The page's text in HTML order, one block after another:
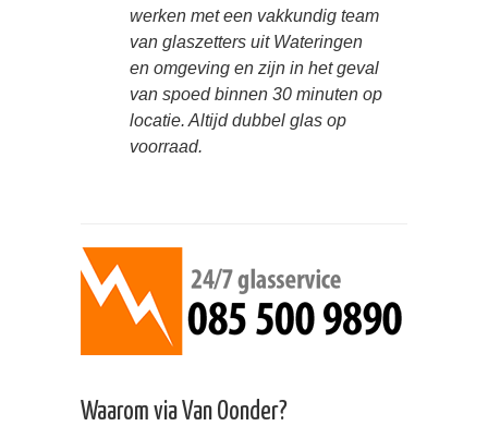
werken met een vakkundig team
van glaszetters uit Wateringen
en omgeving en zijn in het geval
van spoed binnen 30 minuten op
locatie. Altijd dubbel glas op
voorraad.
Waarom via Van Oonder?